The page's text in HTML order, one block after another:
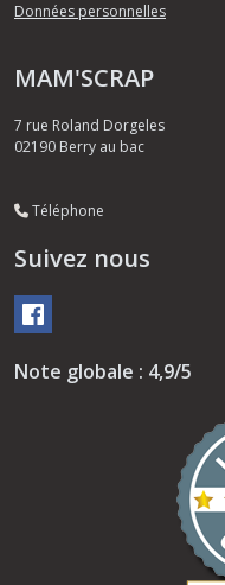
Données personnelles
MAM'SCRAP
7 rue Roland Dorgeles
02190 Berry au bac
Téléphone
Suivez nous
Note globale : 4,9/5